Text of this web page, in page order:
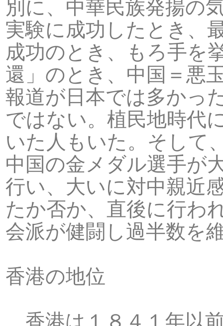
別に、中華民族発揚の
実験に成功したとき、
成功のとき、もろ手を
還」のとき、中国＝悪
報道が日本では多かっ
ではない。植民地時代
いた人もいた。そして
中国の金メダル選手が
行い、大いに対中親近
たか否か、直後に行わ
会派が健闘し過半数を
香港の地位
香港は１８４１年以